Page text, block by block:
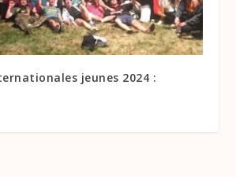
jeunes 2024 :